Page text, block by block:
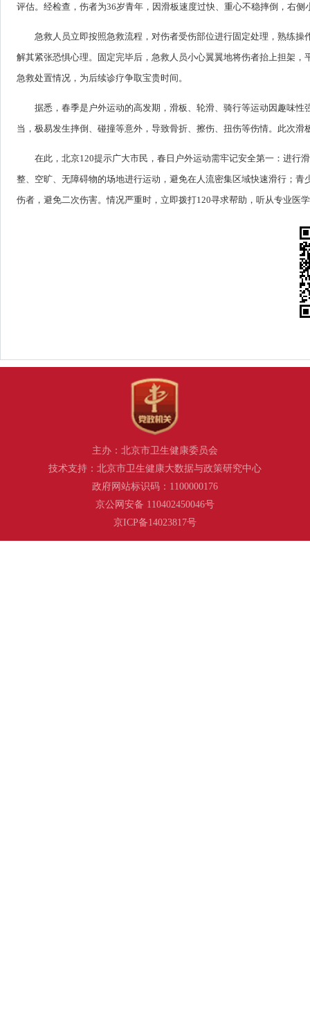
评估。经检查，伤者为36岁青年，因滑板速度过快、重心不稳摔倒，右
急救人员立即按照急救流程，对伤者受伤部位进行固定处理，熟练
解其紧张恐惧心理。固定完毕后，急救人员小心翼翼地将伤者抬上担架
急救处置情况，为后续诊疗争取宝贵时间。
据悉，春季是户外运动的高发期，滑板、轮滑、骑行等运动因趣味
当，极易发生摔倒、碰撞等意外，导致骨折、擦伤、扭伤等伤情。此次
在此，北京120提示广大市民，春日户外运动需牢记安全第一：进行
整、空旷、无障碍物的场地进行运动，避免在人流密集区域快速滑行；
伤者，避免二次伤害。情况严重时，立即拨打120寻求帮助，听从专业医
主办：北京市卫生健康委员会
技术支持：北京市卫生健康大数据与政策研究中心
政府网站标识码：1100000176
京公网安备 110402450046号
京ICP备14023817号